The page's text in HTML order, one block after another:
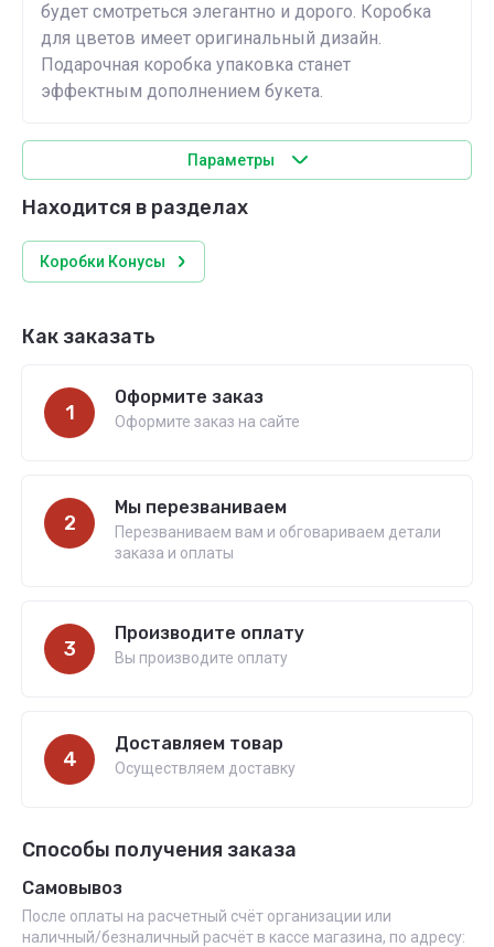
будет смотреться элегантно и дорого. Коробка
для цветов имеет оригинальный дизайн.
Подарочная коробка упаковка станет
эффектным дополнением букета.
Параметры
Находится в разделах
Коробки Конусы
Как заказать
1
Оформите заказ
Оформите заказ на сайте
2
Мы перезваниваем
Перезваниваем вам и обговариваем детали
заказа и оплаты
3
Производите оплату
Вы производите оплату
4
Доставляем товар
Осуществляем доставку
Способы получения заказа
Самовывоз
После оплаты на расчетный счёт организации или
наличный/безналичный расчёт в кассе магазина, по адресу: